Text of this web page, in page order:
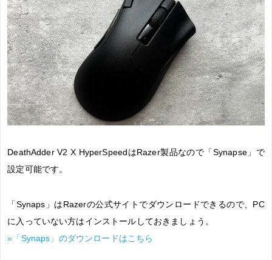
DeathAdder V2 X HyperSpeedはRazer製品なので「Synapse」で
設定可能です。
「Synaps」はRazerの公式サイトでダウンロードできるので、PC
に入っていない方はインストールしておきましょう。
»「Synaps」のダウンロードはこちら